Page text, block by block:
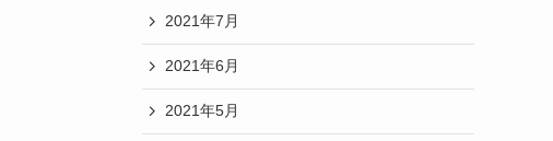
2021年7月
2021年6月
2021年5月